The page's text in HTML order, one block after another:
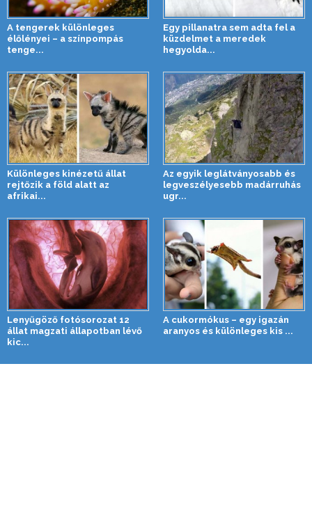
A tengerek különleges
élőlényei – a színpompás
tenge...
Egy pillanatra sem adta fel a
küzdelmet a meredek
hegyolda...
Különleges kinézetű állat
rejtőzik a föld alatt az
afrikai...
Az egyik leglátványosabb és
legveszélyesebb madárruhás
ugr...
Lenyűgöző fotósorozat 12
állat magzati állapotban lévő
kic...
A cukormókus – egy igazán
aranyos és különleges kis ...